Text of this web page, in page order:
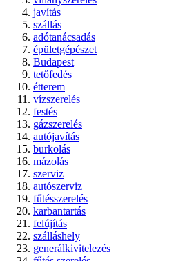
javítás
szállás
adótanácsadás
épületgépészet
Budapest
tetőfedés
étterem
vízszerelés
festés
gázszerelés
autójavítás
burkolás
mázolás
szerviz
autószerviz
fűtésszerelés
karbantartás
felújítás
szálláshely
generálkivitelezés